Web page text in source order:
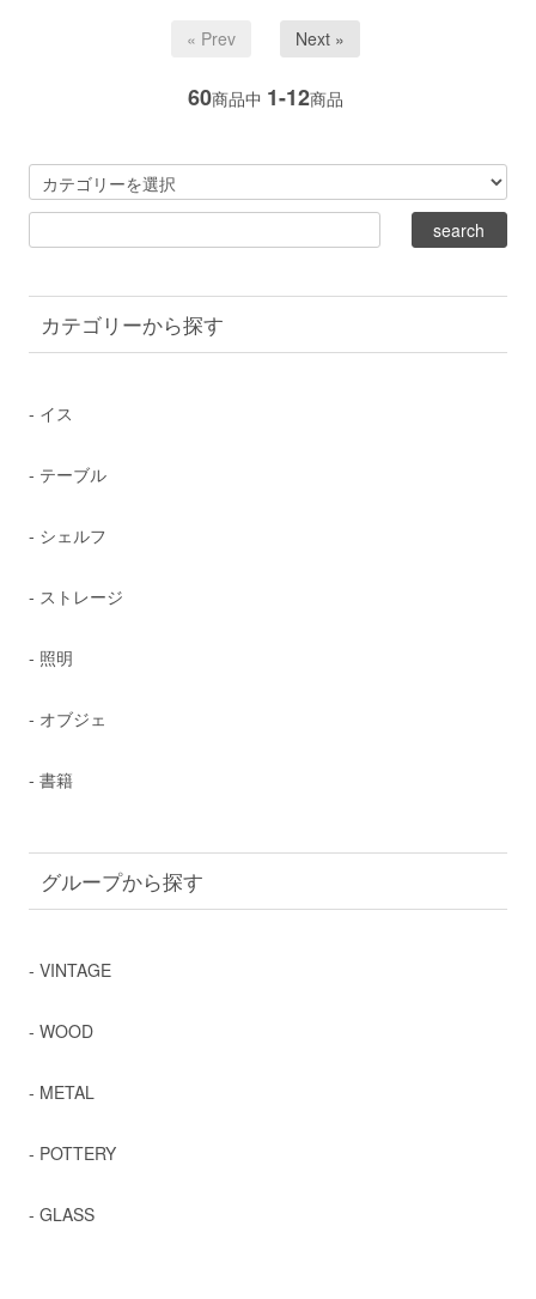
« Prev Next »
60商品中 1-12商品
カテゴリーから探す
- イス
- テーブル
- シェルフ
- ストレージ
- 照明
- オブジェ
- 書籍
グループから探す
- VINTAGE
- WOOD
- METAL
- POTTERY
- GLASS